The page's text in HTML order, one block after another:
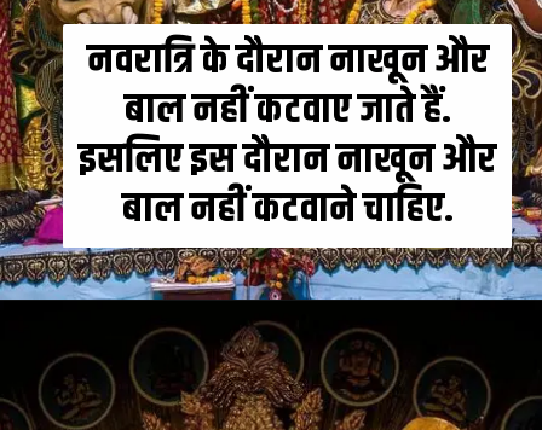
नवरात्रि के दौरान नाखून और
बाल नहीं कटवाए जाते हैं.
इसलिए इस दौरान नाखून और
बाल नहीं कटवाने चाहिए.